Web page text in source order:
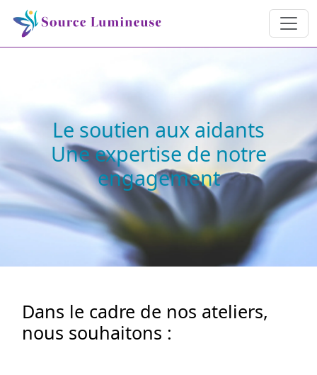
Le soutien aux aidants
Une expertise de notre
engagement
Dans le cadre de nos ateliers,
nous souhaitons :